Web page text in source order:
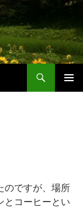
のですが、場所
とコーヒーとい